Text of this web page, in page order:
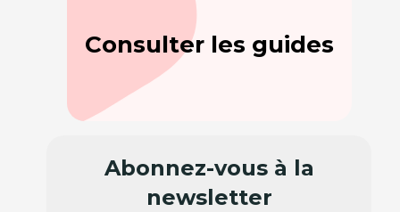
Consulter les guides
Abonnez-vous à la
newsletter